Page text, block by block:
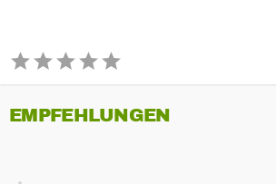
EMPFEHLUNGEN